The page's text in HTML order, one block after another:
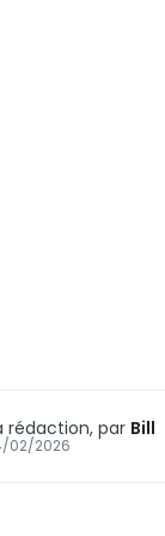
rédaction, par Bill
02/2026